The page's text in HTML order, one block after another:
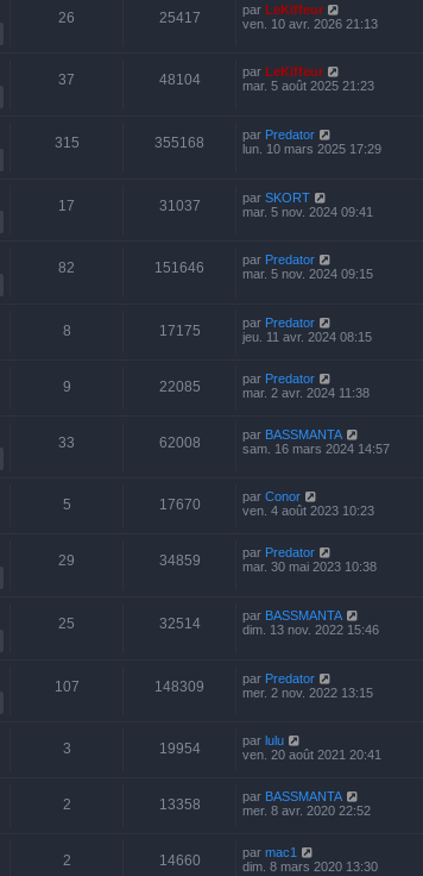
26 25417 par LeKiffeur
ven. 10 avr. 2026 21:13
37 48104 par LeKiffeur
mar. 5 août 2025 21:23
315 355168 par Predator
lun. 10 mars 2025 17:29
17 31037 par SKORT
mar. 5 nov. 2024 09:41
82 151646 par Predator
mar. 5 nov. 2024 09:15
8 17175 par Predator
jeu. 11 avr. 2024 08:15
9 22085 par Predator
mar. 2 avr. 2024 11:38
33 62008 par BASSMANTA
sam. 16 mars 2024 14:57
5 17670 par Conor
ven. 4 août 2023 10:23
29 34859 par Predator
mar. 30 mai 2023 10:38
25 32514 par BASSMANTA
dim. 13 nov. 2022 15:46
107 148309 par Predator
mer. 2 nov. 2022 13:15
3 19954 par lulu
ven. 20 août 2021 20:41
2 13358 par BASSMANTA
mer. 8 avr. 2020 22:52
2 14660 par mac1
dim. 8 mars 2020 13:30